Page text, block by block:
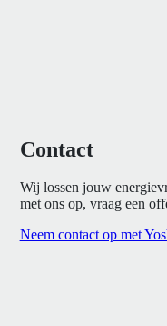
Contact
Wij lossen jouw
met ons op, vraag een
Neem contact op met